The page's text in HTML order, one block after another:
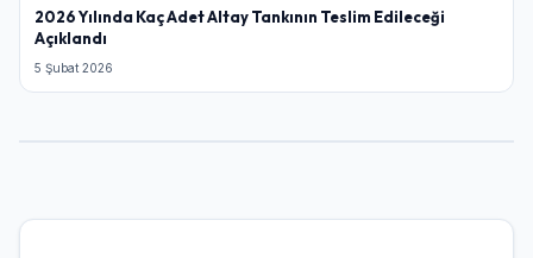
2026 Yılında Kaç Adet Altay Tankının Teslim Edileceği
Açıklandı
5 Şubat 2026